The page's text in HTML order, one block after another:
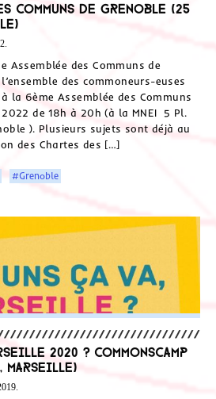
Communs de Grenoble (25
Assemblée des Communs de
des commoneurs-euses
la 6ème Assemblée des Communs
de 18h à 20h (à la MNEI 5 Pl.
). Plusieurs sujets sont déjà au
des Chartes des […]
#Grenoble
2020 ? CommonsCamp
Marseille)